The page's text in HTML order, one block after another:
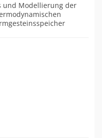
und Modellierung der